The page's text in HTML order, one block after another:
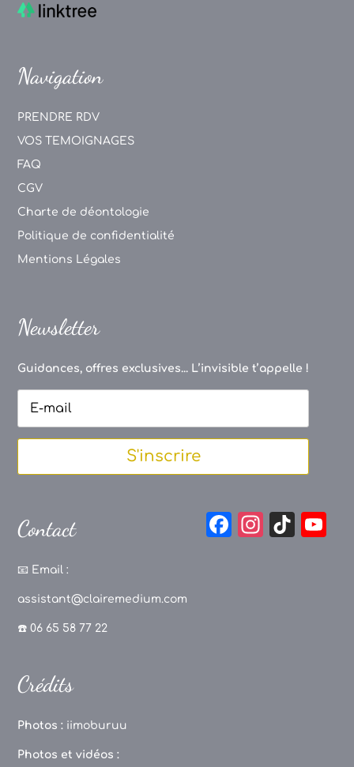
Navigation
PRENDRE RDV
VOS TEMOIGNAGES
FAQ
CGV
Charte de déontologie
Politique de confidentialité
Mentions Légales
Newsletter
Guidances, offres exclusives... L’invisible t’appelle !
S'inscrire
Contact
📧 Email :
assistant@clairemedium.com
☎️ 06 65 58 77 22
F
In Ti
Crédits
Photos : iimoburuu
Photos et vidéos :